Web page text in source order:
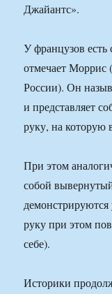
Джайантс».
У французов
отмечает Моррис
России). Он
и представляет
руку, на которую
При этом
собой
руку при этом
себе).
Историки